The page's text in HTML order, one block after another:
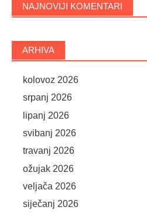
NAJNOVIJI KOMENTARI
ARHIVA
kolovoz 2026
srpanj 2026
lipanj 2026
svibanj 2026
travanj 2026
ožujak 2026
veljača 2026
siječanj 2026